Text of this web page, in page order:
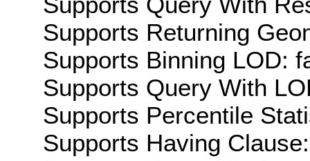
Supports Returning
Supports Binning LOD:
Supports Query With
Supports Percentile
Supports Having